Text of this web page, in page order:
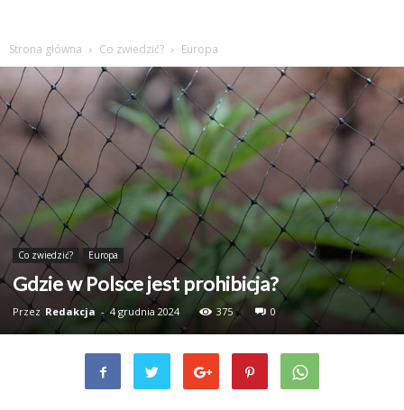
Strona główna Co zwiedzić? Europa
Co zwiedzić? Europa
Gdzie w Polsce jest prohibicja?
Przez Redakcja - 4 grudnia 2024 375 0